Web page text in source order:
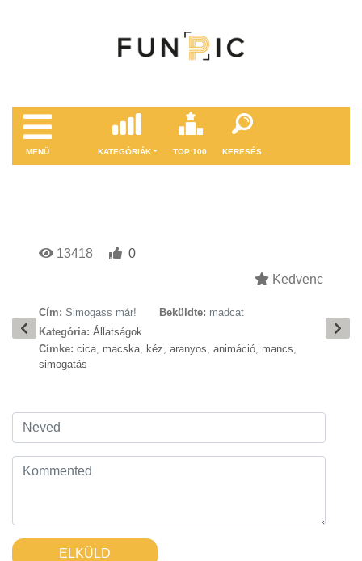
MENÜ KATEGÓRIÁK TOP 100 KERESÉS
13418
0
Kedvenc
Cím: Simogass már! Beküldte: madcat
Kategória: Állatságok
Címke: cica, macska, kéz, aranyos, animáció, mancs,
simogatás
ELKÜLD